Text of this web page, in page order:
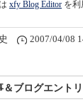
xfy Blog Editor を利
2007/04/08
＆ブログエント